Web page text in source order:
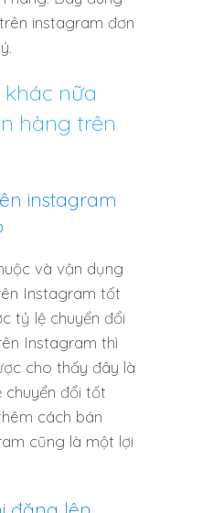
instagram đơn
nữa
hàng trên
instagram
và vận dụng
Instagram tốt
tỷ lệ chuyển đổi
Instagram thì
cho thấy đây là
chuyển đổi tốt
cách bán
cũng là một lợi